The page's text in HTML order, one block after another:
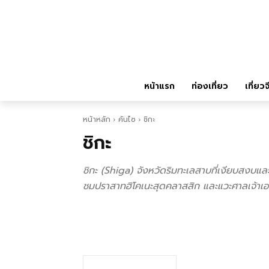
หน้าแรก ท่องเที่ยว เที่ยว
หน้าหลัก คันไซ ชิกะ
ชิกะ
ชิกะ (Shiga) จังหวัดริมทะเลสาบที่เงียบสงบแ
ชมปราสาทฮิโคเนะสุดคลาสสิก และแวะศาลเ